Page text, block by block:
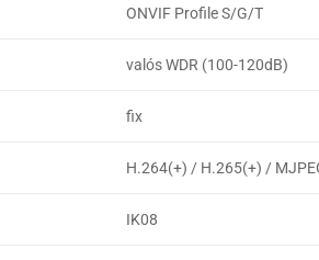
ONVIF Profile S/G/T
valós WDR (100-120dB)
fix
H.264(+) / H.265(+) /
IK08